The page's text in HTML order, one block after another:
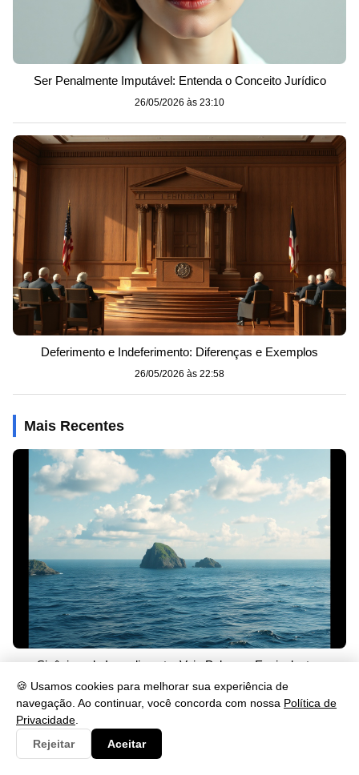
🍪 Usamos cookies para melhorar sua experiência de
navegação. Ao continuar, você concorda com nossa Política de
Privacidade
Rejeitar
Aceitar
Ser Penalmente Imputável: Entenda o Conceito Jurídico
26/05/2026 às 23:10
Deferimento e Indeferimento: Diferenças e Exemplos
26/05/2026 às 22:58
Mais Recentes
Sinônimo de Impedimento: Veja Palavras Equivalentes
26/05/2026 às 23:46